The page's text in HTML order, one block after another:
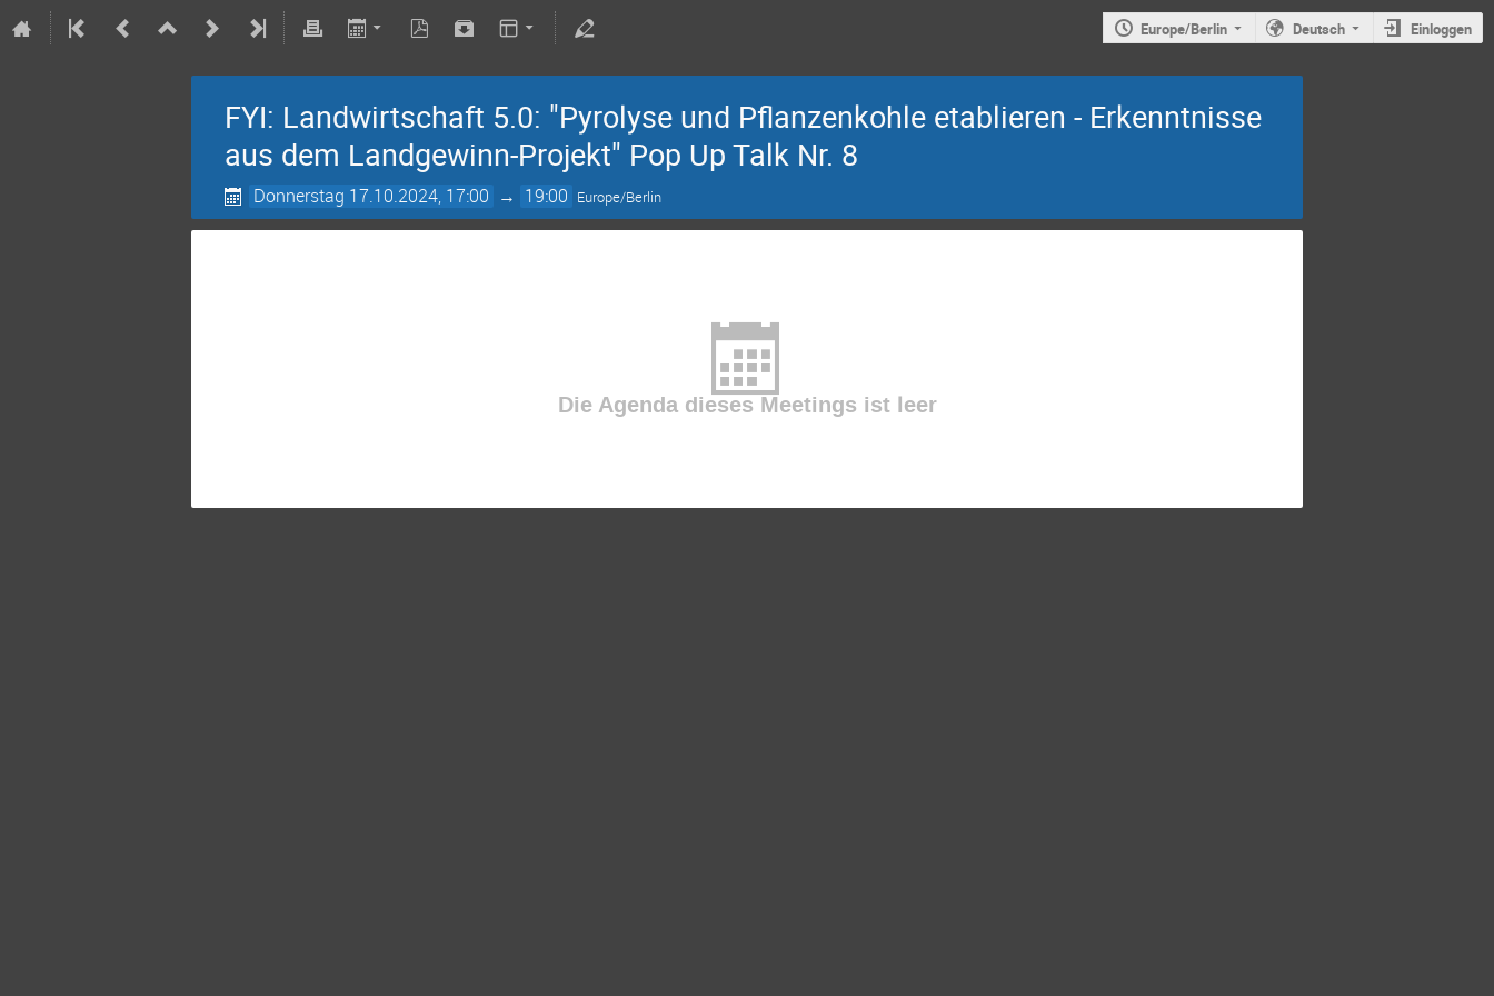
Europe/Berlin Deutsch Einloggen
FYI: Landwirtschaft 5.0: "Pyrolyse und Pflanzenkohle etablieren - Erkenntnisse
aus dem Landgewinn-Projekt" Pop Up Talk Nr. 8
Donnerstag 17.10.2024, 17:00 → 19:00 Europe/Berlin
Die Agenda dieses Meetings ist leer